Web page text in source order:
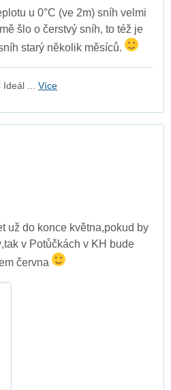
u 0°C (ve 2m) sníh velmi
šlo o čerstvý sníh, to též je
starý několik měsíců.
... Více
už do konce května,pokud by
v Potůčkách v KH bude
června